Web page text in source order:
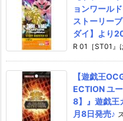
ョンワール
ストーリー
ダイ】より
R 01［ST01』
【遊戯王
ECTION ユ
8】』遊戯王
月8日発売♪